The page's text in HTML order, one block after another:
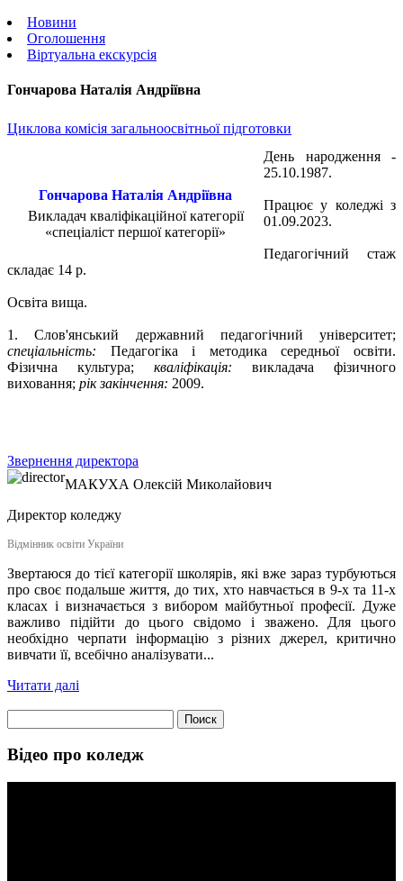
Новини
Оголошення
Віртуальна екскурсія
Гончарова Наталія Андріївна
Циклова комісія загальноосвітньої підготовки
Гончарова Наталія Андріївна
Викладач кваліфікаційної категорії
«спеціаліст першої категорії»
День народження -
25.10.1987.
Працює у коледжі з
01.09.2023.
Педагогічний стаж
складає 14 р.
Освіта вища.
1. Слов'янський державний педагогічний університет;
спеціальність: Педагогіка і методика середньої освіти.
Фізична культура; кваліфікація: викладача фізичного
виховання; рік закінчення: 2009.
Звернення директора
МАКУХА Олексій Миколайович
Директор коледжу
Відмінник освіти України
Звертаюся до тієї категорії школярів, які вже зараз турбуються
про своє подальше життя, до тих, хто навчається в 9-х та 11-х
класах і визначається з вибором майбутньої професії. Дуже
важливо підійти до цього свідомо і зважено. Для цього
необхідно черпати інформацію з різних джерел, критично
вивчати її, всебічно аналізувати...
Читати далі
Відео про коледж